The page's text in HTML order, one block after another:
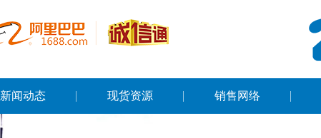
新闻动态 现货资源 销售网络